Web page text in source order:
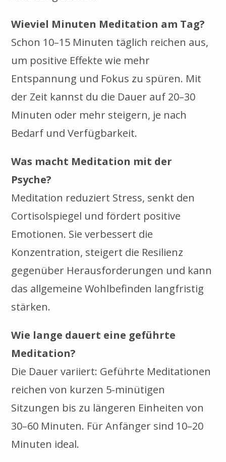
Wieviel Minuten Meditation am Tag?
Schon 10–15 Minuten täglich reichen aus,
um positive Effekte wie mehr
Entspannung und Fokus zu spüren. Mit
der Zeit kannst du die Dauer auf 20–30
Minuten oder mehr steigern, je nach
Bedarf und Verfügbarkeit.
Was macht Meditation mit der
Psyche?
Meditation reduziert Stress, senkt den
Cortisolspiegel und fördert positive
Emotionen. Sie verbessert die
Konzentration, steigert die Resilienz
gegenüber Herausforderungen und kann
das allgemeine Wohlbefinden langfristig
stärken.
Wie lange dauert eine geführte
Meditation?
Die Dauer variiert: Geführte Meditationen
reichen von kurzen 5-minütigen
Sitzungen bis zu längeren Einheiten von
30–60 Minuten. Für Anfänger sind 10–20
Minuten ideal.